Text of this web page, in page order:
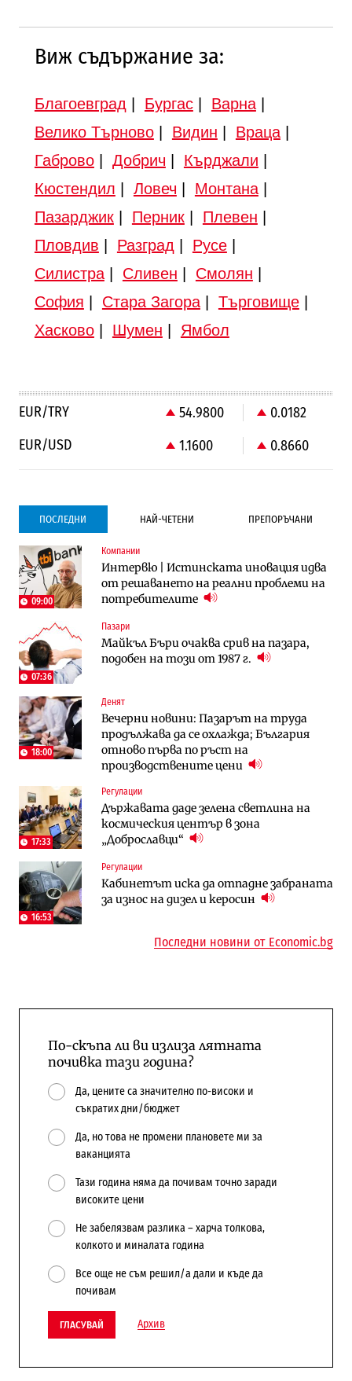
Виж съдържание за:
Благоевград Бургас| Варна|
Велико Търново| Видин Враца|
Габрово| Добрич Кърджали
Кюстендил
Ловеч Монтана|
Пазарджик| Перник| Плевен
Пловдив
Разград Русе|
Силистра| Сливен Смолян
София
Стара Загора| Търговище|
Хасково| Шумен Ямбол
EUR/TRY 54.9800
0.0182
EUR/USD
1.1600 0.8660
ПОСЛЕДНИ НАЙ-ЧЕТЕНИ ПРЕПОРЪЧАНИ
09:00
Компании
Интервю | Истинската иновация идва
от решаването на реални проблеми на
потребителите
07:36
Пазари
Майкъл Бъри очаква срив на пазара,
подобен на този от 1987 г.
18:00
Денят
Вечерни новини: Пазарът на труда
продължава да се охлажда; България
отново първа по ръст на
производствените цени
17:33
Регулации
Държавата даде зелена светлина на
космическия център в зона
„Доброславци“
16:53
Регулации
Кабинетът иска да отпадне забраната
за износ на дизел и керосин
Компании
Vivacom предлага над 150 устройства с
90% отстъпка през август
10:33
Градоустройство
Столична община избра изпълнител за
преместването на трамвайното
Енергетика
АЕЦ „Козлодуй“ ще работи само още
няколко седмици, ако сушата продължи
Общините вече зависят от
централната власт за 75% от
бюджетите си
Последни дни с обозначаване на цените
в лева: Какво предстои?
Компании
Vivacom предлага над 150 устройства с
90% отстъпка през август
To:know
Последни дни с обозначаване на цените
в лева: Какво предстои?
To:know
Какво се променя в България от 1
август?
Жилищата в България поскъпват при
намаляващо население и все повече
сгради
А1 отново е лидер при технологичните
компании и системните интегратори
Последни новини от Economic.bg
По-скъпа ли ви излиза лятната
почивка тази година?
Да, цените са значително по-високи и
съкратих дни/бюджет
Да, но това не промени плановете ми за
ваканцията
Тази година няма да почивам точно заради
високите цени
Не забелязвам разлика – харча толкова,
колкото и миналата година
Все още не съм решил/а дали и къде да
почивам
ГЛАСУВАЙ Архив